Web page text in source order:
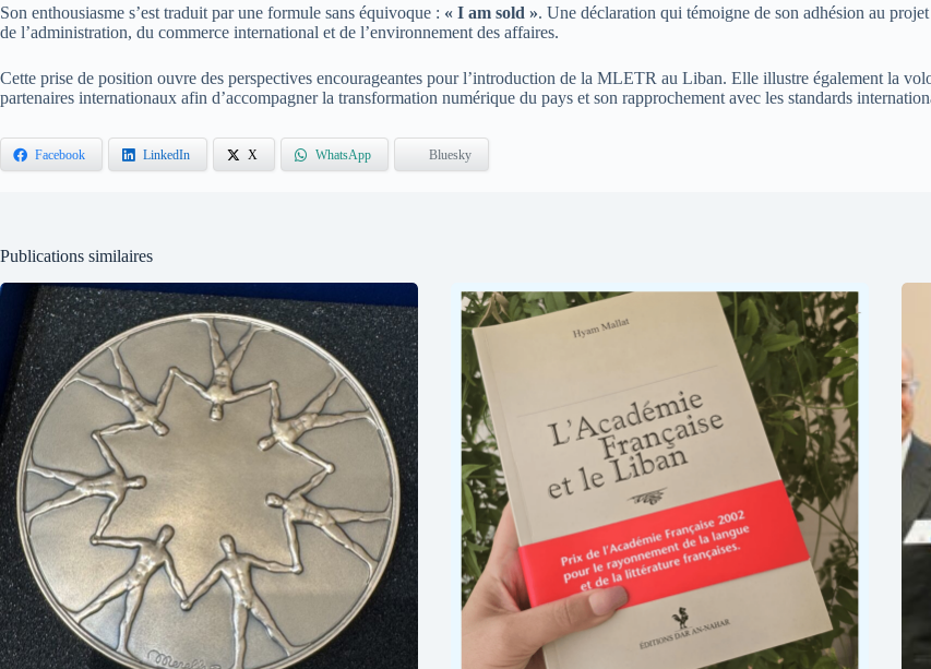
Son enthousiasme s’est traduit par une formule sans équivoque : « I am sold ». Une déclaration qui témoigne de son adhésion au
de l’administration, du commerce international et de l’environnement des affaires.
Cette prise de position ouvre des perspectives encourageantes pour l’introduction de la MLETR au Liban. Elle illustre également la
partenaires internationaux afin d’accompagner la transformation numérique du pays et son rapprochement avec les standards
Facebook LinkedIn X WhatsApp Bluesky
Publications similaires